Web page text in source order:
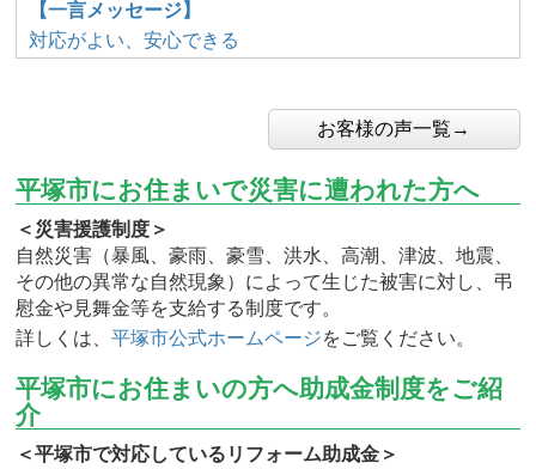
【一言メッセージ】
対応がよい、安心できる
お客様の声一覧→
平塚市にお住まいで災害に遭われた方へ
＜災害援護制度＞
自然災害（暴風、豪雨、豪雪、洪水、高潮、津波、地震、
その他の異常な自然現象）によって生じた被害に対し、弔
慰金や見舞金等を支給する制度です。
詳しくは、平塚市公式ホームページをご覧ください。
平塚市にお住まいの方へ助成金制度をご紹
介
＜平塚市で対応しているリフォーム助成金＞